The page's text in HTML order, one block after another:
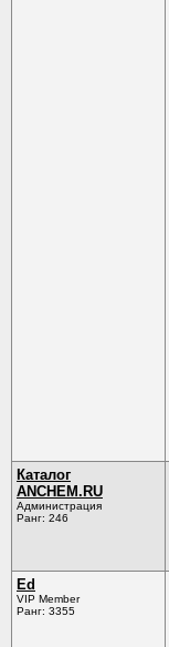
Каталог
ANCHEM.RU
Администрация
Ранг: 246
Ed
VIP Member
Ранг: 3355